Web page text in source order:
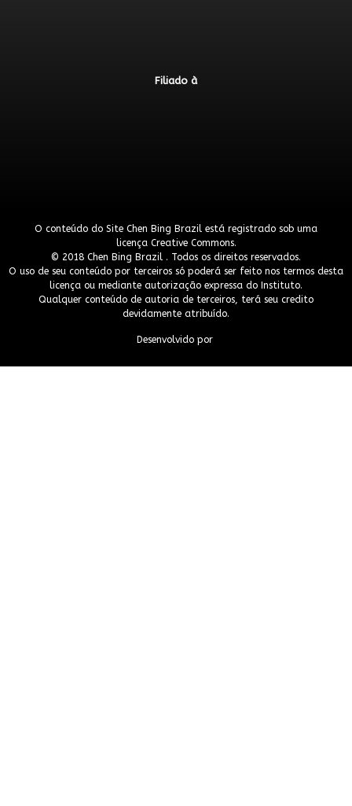
Filiado à
O conteúdo do Site Chen Bing Brazil está registrado sob uma
licença Creative Commons.
© 2018 Chen Bing Brazil . Todos os direitos reservados.
O uso de seu conteúdo por terceiros só poderá ser feito nos termos desta
licença ou mediante autorização expressa do Instituto.
Qualquer conteúdo de autoria de terceiros, terá seu credito
devidamente atribuído.
Desenvolvido por